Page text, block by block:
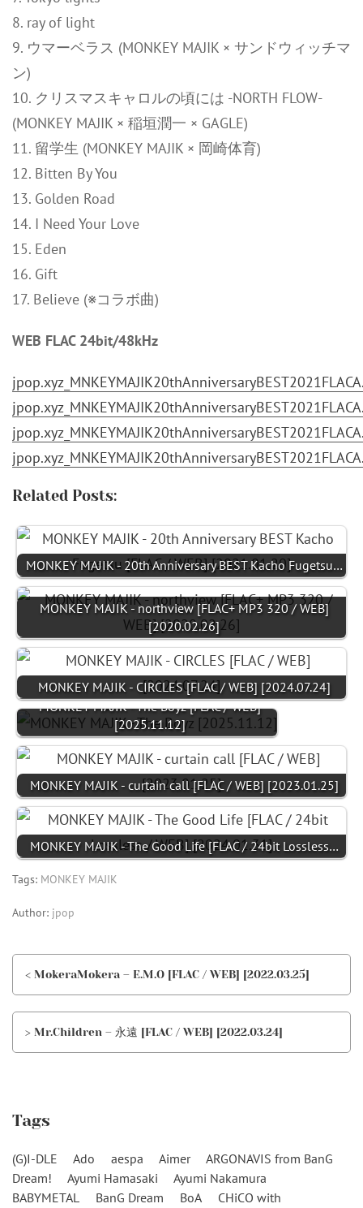
8. ray of light
9. ウマーベラス (MONKEY MAJIK × サンドウィッチマ
ン)
10. クリスマスキャロルの頃には -NORTH FLOW-
(MONKEY MAJIK × 稲垣潤一 × GAGLE)
11. 留学生 (MONKEY MAJIK × 岡崎体育)
12. Bitten By You
13. Golden Road
14. I Need Your Love
15. Eden
16. Gift
17. Believe (※コラボ曲)
WEB FLAC 24bit/48kHz
Related Posts:
MONKEY MAJIK - 20th Anniversary BEST Kacho Fugetsu…
MONKEY MAJIK - northview [FLAC+ MP3 320 / WEB]
[2020.02.26]
MONKEY MAJIK - CIRCLES [FLAC / WEB] [2024.07.24]
MONKEY MAJIK - The Boyz [FLAC / WEB]
[2025.11.12]
MONKEY MAJIK - curtain call [FLAC / WEB] [2023.01.25]
MONKEY MAJIK - The Good Life [FLAC / 24bit Lossless…
Tags: MONKEY MAJIK
Author: jpop
< MokeraMokera – E.M.O [FLAC / WEB] [2022.03.25]
> Mr.Children – 永遠 [FLAC / WEB] [2022.03.24]
Tags
(G)I-DLE Ado aespa Aimer
ARGONAVIS from BanG
Dream!
Ayumi Hamasaki
Ayumi Nakamura
BABYMETAL
BanG Dream BoA
CHiCO with